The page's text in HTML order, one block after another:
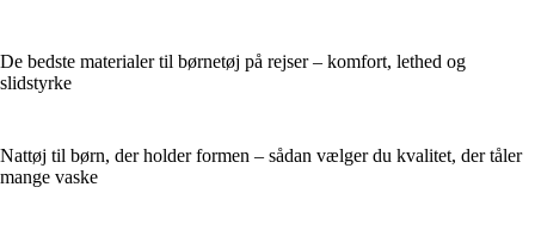
De bedste materialer til børnetøj på rejser – komfort, lethed og
slidstyrke
Nattøj til børn, der holder formen – sådan vælger du kvalitet, der tåler
mange vaske